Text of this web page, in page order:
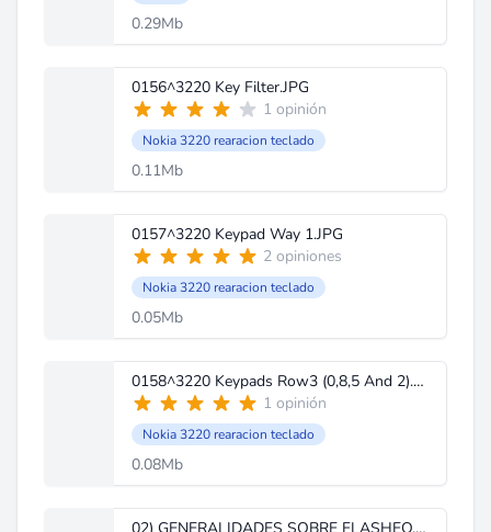
0.29Mb
0156^3220 Key Filter.JPG
1 opinión
Nokia 3220 rearacion teclado
0.11Mb
0157^3220 Keypad Way 1.JPG
2 opiniones
Nokia 3220 rearacion teclado
0.05Mb
0158^3220 Keypads Row3 (0,8,5 And 2).JPG
1 opinión
Nokia 3220 rearacion teclado
0.08Mb